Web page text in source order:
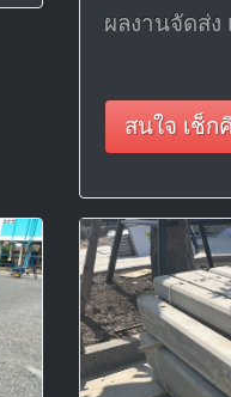
ผลงานจัดส่ง
สนใจ เช็ก